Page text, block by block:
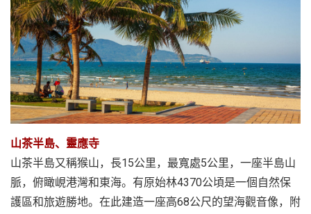
山茶半島、靈應寺
山茶半島又稱猴山，長15公里，最寬處5公里，一座半島山
脈，俯瞰峴港灣和東海。有原始林4370公頃是一個自然保
護區和旅遊勝地。在此建造一座高68公尺的望海觀音像，附